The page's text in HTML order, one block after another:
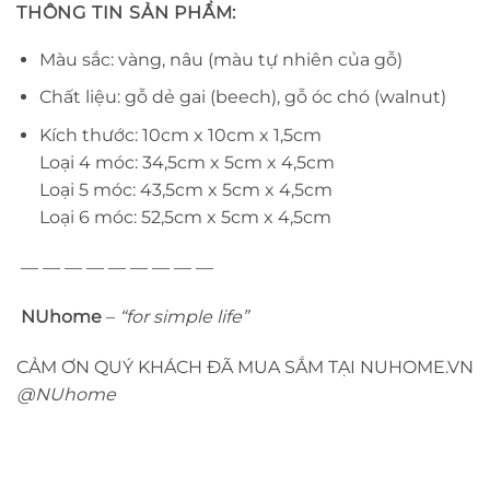
THÔNG TIN SẢN PHẨM:
Màu sắc: vàng, nâu (màu tự nhiên của gỗ)
Chất liệu: gỗ dẻ gai (beech), gỗ óc chó (walnut)
Kích thước: 10cm x 10cm x 1,5cm
Loại 4 móc: 34,5cm x 5cm x 4,5cm
Loại 5 móc: 43,5cm x 5cm x 4,5cm
Loại 6 móc: 52,5cm x 5cm x 4,5cm
— — — — — — — — —
NUhome – “for simple life”
CẢM ƠN QUÝ KHÁCH ĐÃ MUA SẮM TẠI NUHOME.VN
@NUhome